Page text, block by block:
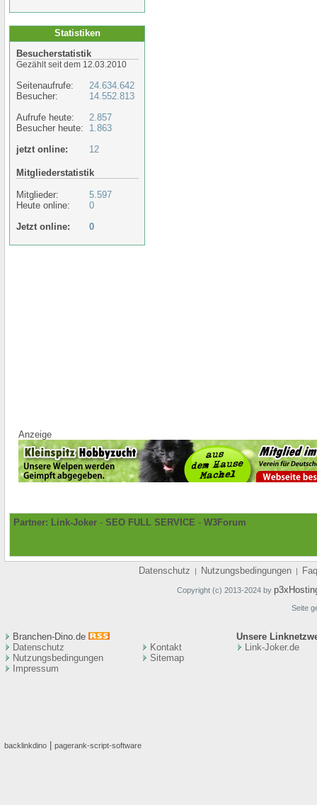
Statistiken
Besucherstatistik
Gezählt seit dem 12.03.2010
Seitenaufrufe:
Besucher:
Aufrufe heute:
Besucher heute:
jetzt online:
24.634.642
14.552.813
2.857
1.863
12
Mitgliederstatistik
Mitglieder:
Heute online:
5.597
0
Jetzt online:
0
Anzeige
Partner: Link-Joker - SEO FULL SERVICE - W3Forum
Datenschutz | Nutzungsbedingungen | Faq
Copyright (c) 2013-2024 by
Seite
Branchen-Dino.de
Unsere
Datenschutz
Nutzungsbedingungen
Impressum
Kontakt
Sitemap
Link-Joker.de
backlinkdino pagerank-script-software